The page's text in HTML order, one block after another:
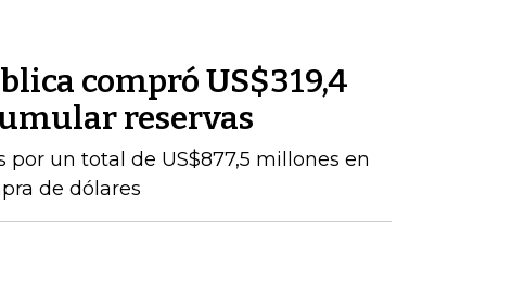
compró US$319,4
reservas
por un total de US$877,5 millones en
de dólares